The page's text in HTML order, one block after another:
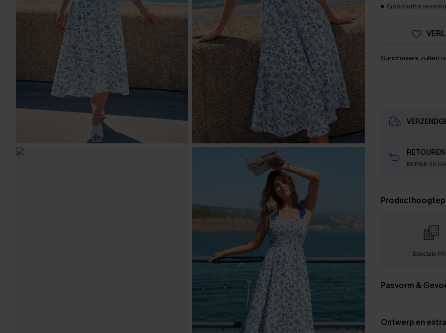
Geschatte
Sunchasers zullen
RETOUREN
BINNEN 30
Speciale
Pasvorm &
Ontwerp en